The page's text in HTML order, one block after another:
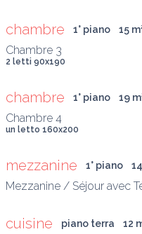
chambre 1° piano 15 m
2 letti 90x190
chambre 1° piano 19 m
un letto 160x200
mezzanine 1° piano 14
Mezzanine / Séjour avec
cuisine piano terra 12